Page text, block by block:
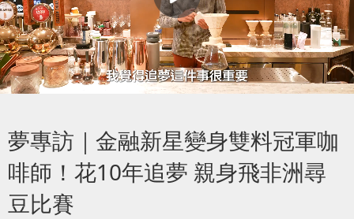
夢專訪｜金融新星變身雙料冠軍咖
啡師！花10年追夢 親身飛非洲尋
豆比賽